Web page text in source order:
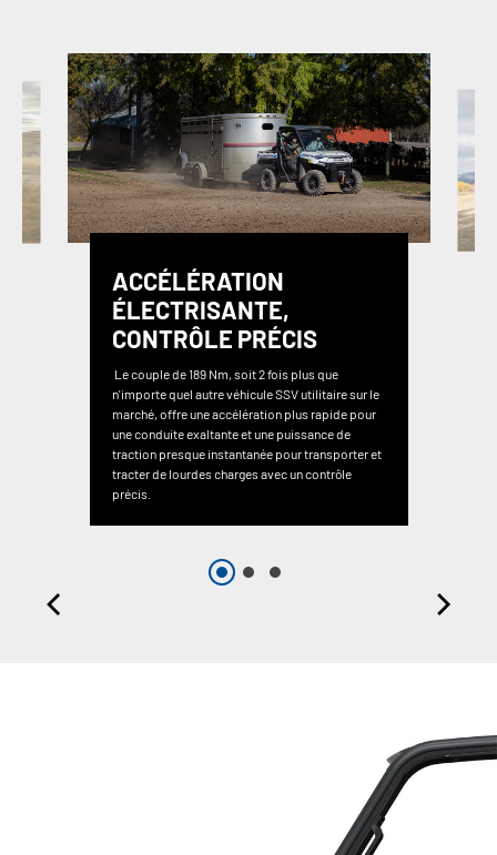
ACCÉLÉRATION
ÉLECTRISANTE,
CONTRÔLE PRÉCIS
Le couple de 189 Nm, soit 2 fois plus que
n'importe quel autre véhicule SSV utilitaire sur le
marché, offre une accélération plus rapide pour
une conduite exaltante et une puissance de
traction presque instantanée pour transporter et
tracter de lourdes charges avec un contrôle
précis.